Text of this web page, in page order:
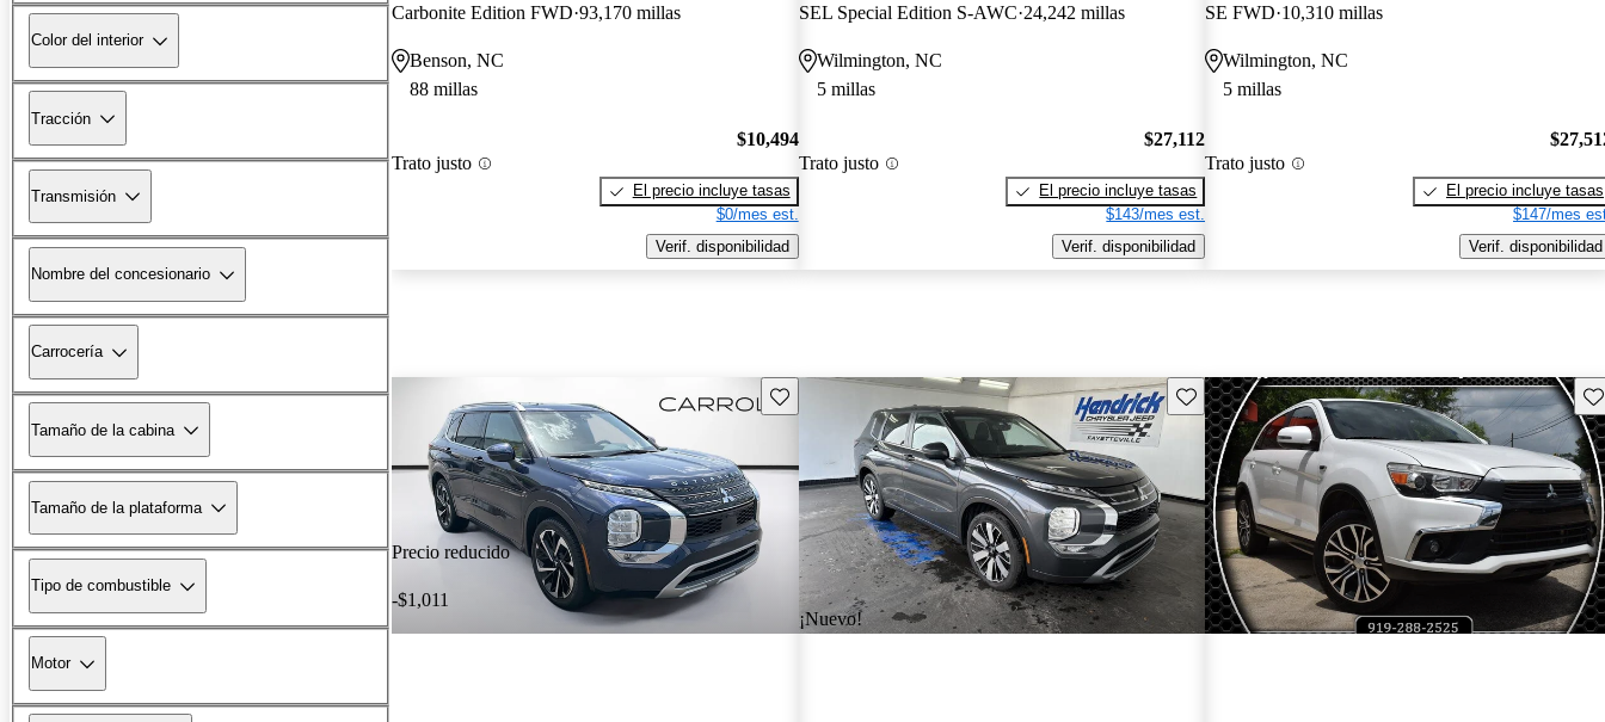
Color del interior
Tracción
Transmisión
Nombre del concesionario
Carrocería
Tamaño de la cabina
Tamaño de la plataforma
Tipo de combustible
Motor
Carbonite Edition FWD 93,170 millas
Benson, NC
88 millas
Trato justo
$10,494
El precio incluye tasas
$0/mes est.
Verif. disponibilidad
SEL Special Edition S-AWC 24,242 millas
Wilmington, NC
5 millas
Trato justo
$27,112
El precio incluye tasas
$143/mes est.
Verif. disponibilidad
SE FWD 10,310 millas
Wilmington, NC
5 millas
Trato justo
El precio incluye tasas
$147/mes
Verif. disponibilidad
Precio reducido
-$1,011
Guarda este Aviso
¡Nuevo!
Guarda este Aviso